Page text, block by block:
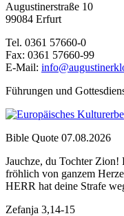
Augustinerstraße 10
99084 Erfurt
Tel. 0361 57660-0
Fax: 0361 57660-99
E-Mail:
Führungen und
Bible Quote 07.08.2026
Jauchze, du Tochter Zion!
fröhlich von ganzem
HERR hat deine Strafe
Zefanja 3,14-15